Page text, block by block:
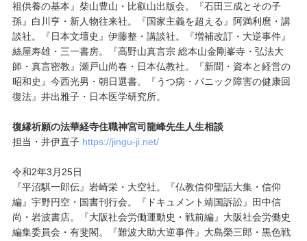
祖供養の基本』柴山豊山・比叡山出版会。『石田三成とその子
孫』白川亨・新人物往来社。『国家主義を超える』阿満利麿・講
談社。『日本文壇史』伊藤整・講談社。『増補改訂・大逆事件』
絲屋寿雄・三一書房。『高野山真言宗 総本山金剛峯寺・弘法大
師・真言密教』瀬戸山尚春・日本仏教社。『新聞・資本と経営の
昭和史』今西光男・朝日選書。『うつ病・パニック障害の健康回
復法』井出雅子・日本医学研究所。
復縁祈願の法華経寺住職神宮司龍峰先生人生相談
担当・井伊直子 https://jingu-ji.net/
令和2年3月25日
『平沼騏一郎伝』岩崎栄・大空社。『仏教信仰聖話大集・信仰
編』宇野円空・国書刊行会。『ドキュメント靖国訴訟』田中信
尚・岩波書店。『大阪社会労働運動史・戦前編』大阪社会労働史
編集委員会・有斐閣。『難波大助大逆事件』大島榮三郎・黒色戦